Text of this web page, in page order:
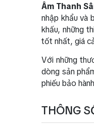
Âm Thanh
nhập khẩu và
khấu, những
tốt nhất, giá
Với những
dòng sản
phiếu bảo
THÔNG